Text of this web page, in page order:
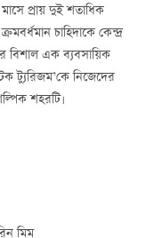
প্রায় দুই শতাধিক
চাহিদাকে কেন্দ্র
বিশাল এক ব্যবসায়িক
ট্যুরিজম’কে নিজেদের
শহরটি।